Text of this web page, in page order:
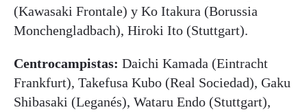
(Kawasaki Frontale) y Ko Itakura (Borussia
Monchengladbach), Hiroki Ito (Stuttgart).
Centrocampistas: Daichi Kamada (Eintracht
Frankfurt), Takefusa Kubo (Real Sociedad), Gaku
Shibasaki (Leganés), Wataru Endo (Stuttgart),